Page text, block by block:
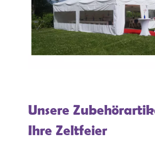
Unsere
Ihre Zeltfeier